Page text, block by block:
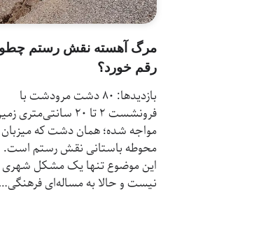
مرگ آهسته نقش رستم
رقم خورد؟
بازدیدها: 80 دشت مرودشت با
فرونشست ۲ تا ۲۰ سانتی‌متری
مواجه شده؛ همان دشت که میزبان
محوطه باستانی نقش رستم است.
این موضوع تنها یک مشکل شهری
نیست و حالا به مساله‌ای